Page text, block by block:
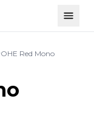
Red Mono